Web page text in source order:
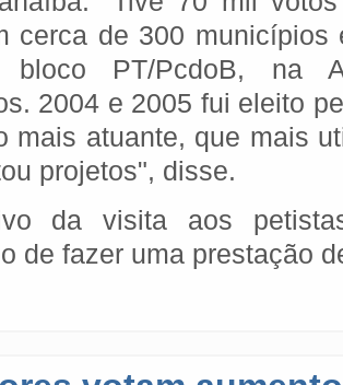
cerca de 300
bloco PT/PcdoB, na
2004 e 2005 fui eleito
mais atuante, que mais
projetos", disse.
da visita aos
de fazer uma prestação